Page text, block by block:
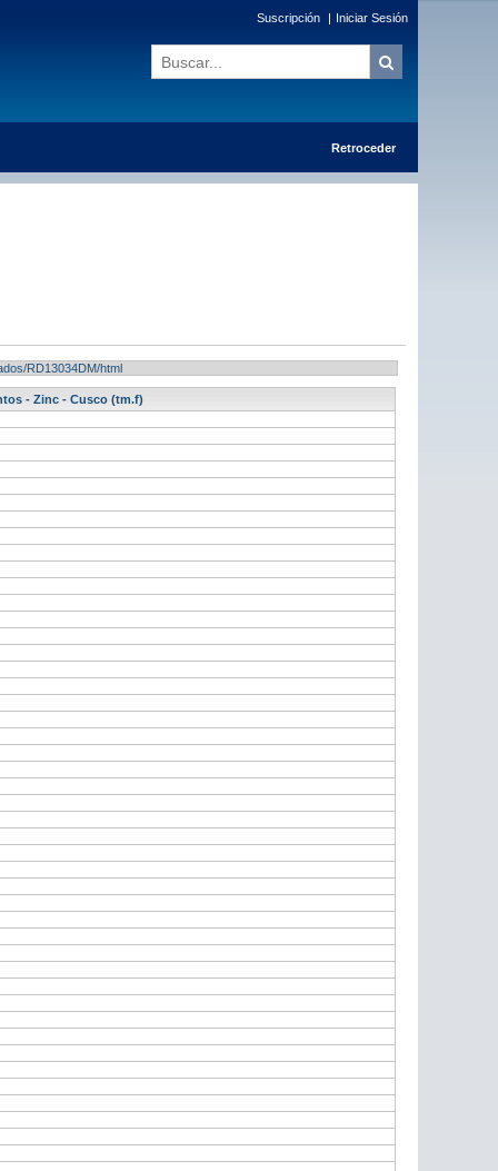
Suscripción | Iniciar Sesión
Retroceder
RD13034DM/html
- Zinc - Cusco (tm.f)